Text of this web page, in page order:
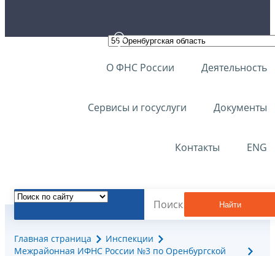
О ФНС России Деятельность
Сервисы и госуслуги Документы
Контакты ENG
Найти
Главная страница
Инспекции
Межрайонная ИФНС России №3 по Оренбургской